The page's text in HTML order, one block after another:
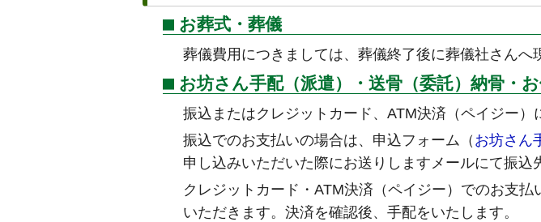
お葬式・葬儀
葬儀費用につきましては、葬儀終了後に葬儀社さんへ
お坊さん手配（派遣）・送骨（委託）納骨・
振込またはクレジットカード、ATM決済（ペイジー）
振込でのお支払いの場合は、申込フォーム（ お坊さん
申し込みいただいた際にお送りしますメールにて振込
クレジットカード・ATM決済（ペイジー）でのお支
いただきます。決済を確認後、手配をいたします。